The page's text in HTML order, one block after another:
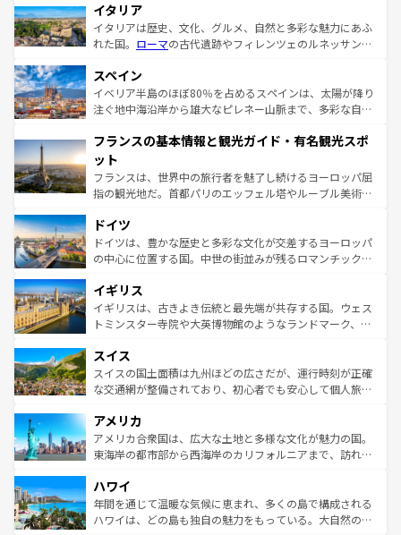
イタリア
イタリアは歴史、文化、グルメ、自然と多彩な魅力にあふ
れた国。 ローマの古代遺跡やフィレンツェのルネッサンス
ろん、トスカーナの美しい田園風景やアマルフィ海岸の絶
景など、自然景観も見逃せない。観光の合間には、本場の
ピザやパスタなど、絶品のイタリア料理を堪能することも
ませてくれるイタリアで、忘れられない旅をしてみよう！
なお、新着のイタリア情報は
しい。
スペイン
イベリア半島のほぼ80％を占めるスペインは、太陽が降り
注ぐ地中海沿岸から雄大なピレネー山脈まで、多彩な自然
文化が根付くこの国では、情熱的なフラメンコ、熱気あふ
れる闘牛、そして美味しいタパスが生活の一部となってい
る。首都マドリードの洗練された雰囲気や、バルセロナの
アートに溢れた街角から、地方では古代ローマ遺跡や中世
せる。地方によって風土や気候が異なるスペインはその個
性で訪れる人を魅了する。 なお、新着のスペイン情報は コ
ンテンツ一覧を参照してほしい。
フランスの基本情報と観光ガイド・有名観光スポ
ット
フランスは、世界中の旅行者を魅了し続けるヨーロッパ屈
指の観光地だ。首都パリのエッフェル塔やルーブル美術館
で、幅広い魅力が詰まっている。華麗な宮殿、歴史的な大
聖堂、美しいビーチ、そして豊かな自然が、訪れる者を心
から魅了する。また、フランスは美食の国としても知ら
いる。シャンパンの発祥地であるランス、プロヴァンスの
香り高いラベンダー畑など、多彩な楽しみ方が可能だ。さ
らに、パリ以外の地域にも魅力が溢れており、どの街角に
れる地方に足を運ぶとそれぞれで全く異なる文化を体験で
きるだろう。 なお、新着のフランス情報はコンテンツ一覧
を参照してほしい。
ドイツ
ドイツは、豊かな歴史と多彩な文化が交差するヨーロッパ
の中心に位置する国。中世の街並みが残るロマンチック街
顔を持つこの国は、どこを歩いても飽きることがない。ベ
ルリンの文化的活気、バイエルン州のアルプスの絶景、そ
してライン川沿いのワイン畑といった風景は必見。ビール
は、お酒好きな人にはぜひ体験してほしい。 なお、新着の
ドイツ情報はコンテンツ一覧を参照してほしい。
イギリス
イギリスは、古きよき伝統と最先端が共存する国。ウェス
トミンスター寺院や大英博物館のようなランドマーク、歴
リアごとに異なる魅力がある。また、優雅なアフタヌーン
ティー、ビール好きにはたまらない英国パブ、サッカー観
戦など、本場だからこそできる体験も豊富。イギリスを旅
ンツ一覧を参照してほしい。
スイス
スイスの国土面積は九州ほどの広さだが、運行時刻が正確
な交通網が整備されており、初心者でも安心して個人旅行
の建物がそのまま残る町や、スイスならではのユニークな
博物館もあり、アルプス観光だけでなく町歩きも満喫する
ことができる。国民の所得が高いため物価も高いが、旅行
ば市内交通費無料で観光を楽しむこともできる。 なお、新
着のスイス情報はコンテンツ一覧 を参照してほしい。
アメリカ
アメリカ合衆国は、広大な土地と多様な文化が魅力の国。
東海岸の都市部から西海岸のカリフォルニアまで、訪れる
のような巨大都市は、観光、ショッピング、エンターテイ
ンメントが詰まった刺激的なスポットだ。一方、アメリカ
西部には大自然が広がり、グランドキャニオンやイエロー
ハワイ
年間を通じて温暖な気候に恵まれ、多くの島で構成される
ハワイは、どの島も独自の魅力をもっている。大自然の神